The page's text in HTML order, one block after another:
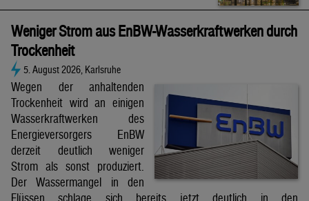
Weniger Strom aus EnBW-Wasserkraftwerken durch
Trockenheit
5. August 2026, Karlsruhe
Wegen der anhaltenden
Trockenheit wird an einigen
Wasserkraftwerken des
Energieversorgers EnBW
derzeit deutlich weniger
Strom als sonst produziert.
Der Wassermangel in den
Flüssen schlage sich bereits jetzt deutlich in den